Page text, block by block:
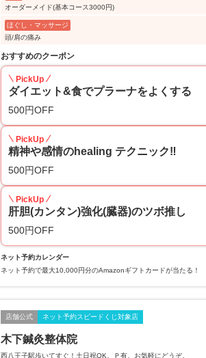
オーダーメイド(基本コース3000円)
ほぐし・マッサージ
頭/肩の痛み
おすすめのクーポン
PickUp
ダイエット&食でプラーナをよくする
500円OFF
PickUp
精神や感情のhealing テクニック‼️
500円OFF
PickUp
肝胆(カンタン)強化(臓器)のツボ推し
500円OFF
ネット予約カレンダー
ネット予約で最大10,000円分のAmazonギフトカードが当たる！
店舗公式 ネット予約スピードくじ対象店
木下鍼灸整体院
西八王子駅歩いてすぐ！土日祝OK。Ｐ有。お気軽にどうぞ。